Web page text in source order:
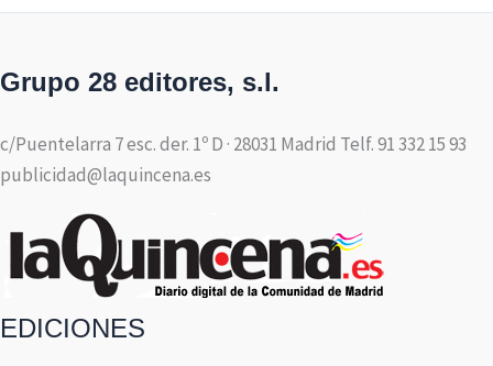
Grupo 28 editores, s.l.
c/Puentelarra 7 esc. der. 1º D · 28031 Madrid Telf. 91 332 15 93
publicidad@laquincena.es
EDICIONES